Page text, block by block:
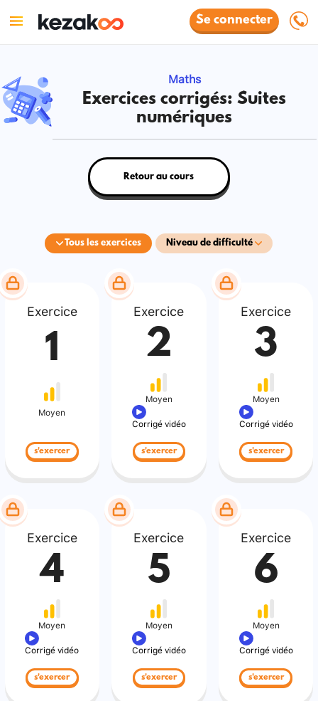
Se connecter
Maths
Exercices corrigés: Suites
numériques
Tous les exercices Niveau de difficulté
Retour au cours
Exercice
1
Moyen
s'exercer
Exercice
2
Moyen
Corrigé vidéo
s'exercer
Exercice
3
Moyen
Corrigé vidéo
s'exercer
Exercice
4
Moyen
Corrigé vidéo
s'exercer
Exercice
5
Moyen
Corrigé vidéo
s'exercer
Exercice
6
Moyen
Corrigé vidéo
s'exercer